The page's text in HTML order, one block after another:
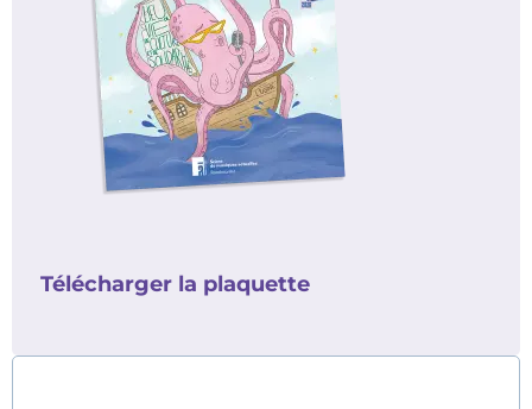
Télécharger la plaquette